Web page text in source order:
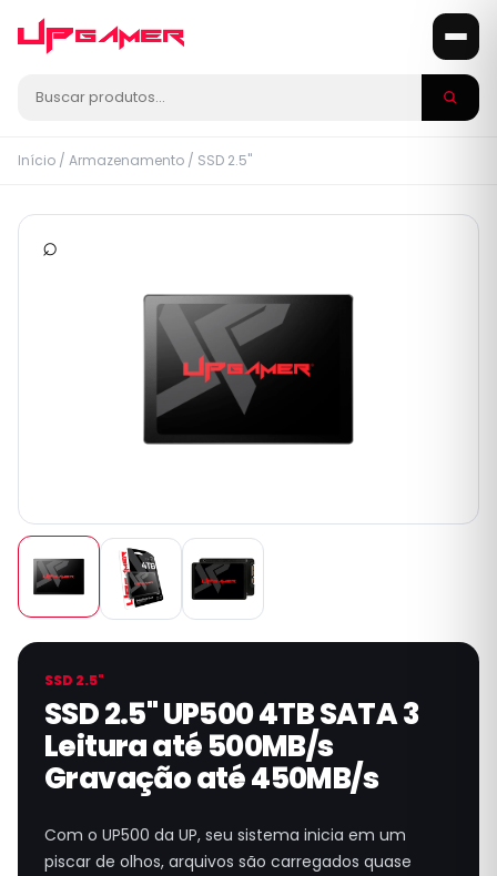
Início / Armazenamento / SSD 2.5"
⌕
SSD 2.5"
SSD 2.5" UP500 4TB SATA 3
Leitura até 500MB/s
Gravação até 450MB/s
Com o UP500 da UP, seu sistema inicia em um
piscar de olhos, arquivos são carregados quase